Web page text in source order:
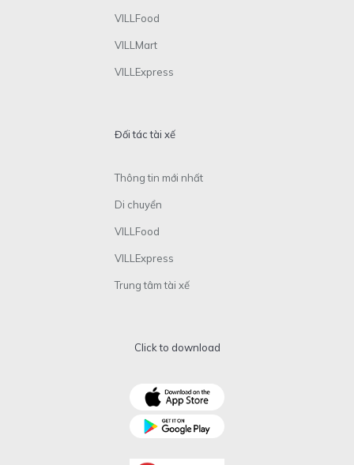
VILLFood
VILLMart
VILLExpress
Đối tác tài xế
Thông tin mới nhất
Di chuyển
VILLFood
VILLExpress
Trung tâm tài xế
Click to download